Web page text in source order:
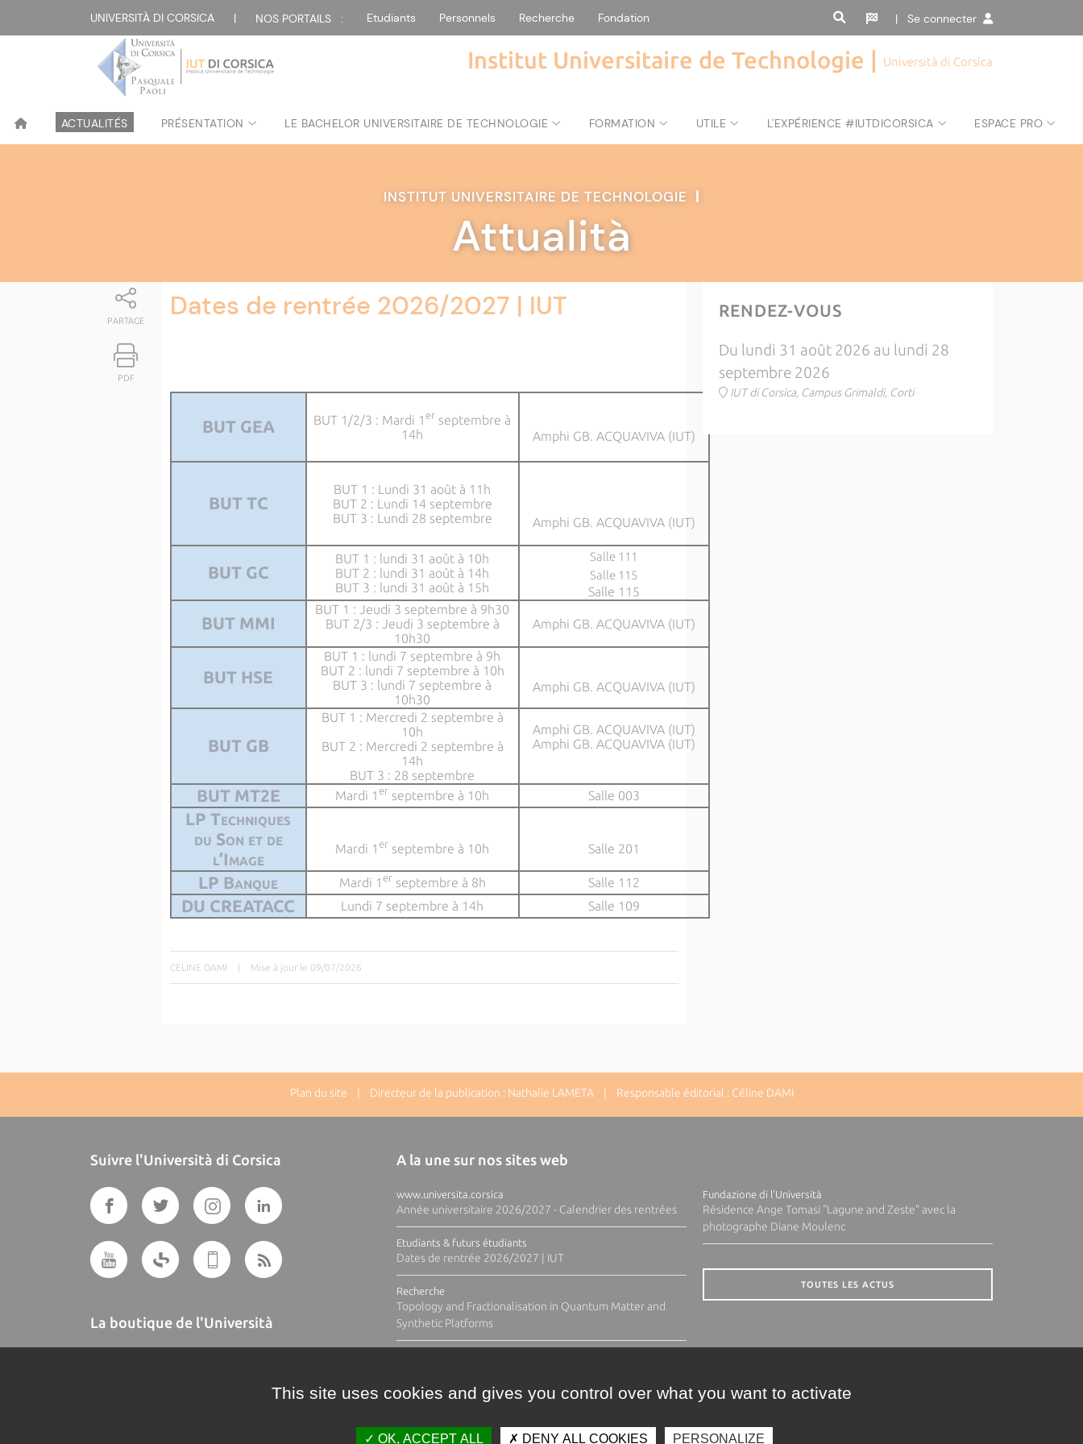
UNIVERSITÀ DI CORSICA | NOS PORTAILS : Etudiants Personnels Recherche Fondation | Se connecter
Institut Universitaire de Technologie | Università di Corsica
ACTUALITÉS PRÉSENTATION LE BACHELOR UNIVERSITAIRE DE TECHNOLOGIE FORMATION UTILE L'EXPÉRIENCE #IUTDICORSICA ESPACE PRO
INSTITUT UNIVERSITAIRE DE TECHNOLOGIE |
Attualità
PARTAGE
PDF
Dates de rentrée 2026/2027 | IUT
BUT GEA BUT 1/2/3 : Mardi 1 er septembre à
14h
Amphi GB. ACQUAVIVA (IUT)
BUT TC
BUT 1 : Lundi 31 août à 11h
BUT 2 : Lundi 14 septembre
BUT 3 : Lundi 28 septembre
Amphi GB. ACQUAVIVA (IUT)
BUT GC
BUT 1 : lundi 31 août à 10h
BUT 2 : lundi 31 août à 14h
BUT 3 : lundi 31 août à 15h
Salle 111
Salle 115
Salle 115
BUT MMI
BUT 1 : Jeudi 3 septembre à 9h30
BUT 2/3 : Jeudi 3 septembre à
10h30
Amphi GB. ACQUAVIVA (IUT)
BUT HSE
BUT 1 : lundi 7 septembre à 9h
BUT 2 : lundi 7 septembre à 10h
BUT 3 : lundi 7 septembre à
10h30
Amphi GB. ACQUAVIVA (IUT)
BUT GB
BUT 1 : Mercredi 2 septembre à
10h
BUT 2 : Mercredi 2 septembre à
14h
BUT 3 : 28 septembre
Amphi GB. ACQUAVIVA (IUT)
Amphi GB. ACQUAVIVA (IUT)
BUT MT2E Mardi 1 er septembre à 10h Salle 003
LP Techniques
du Son et de
l’Image
Mardi 1 er septembre à 10h Salle 201
LP Banque Mardi 1 er septembre à 8h Salle 112
DU CREATACC Lundi 7 septembre à 14h Salle 109
CELINE DAMI | Mise à jour le 09/07/2026
RENDEZ-VOUS
Du lundi 31 août 2026 au lundi 28
septembre 2026
IUT di Corsica, Campus Grimaldi, Corti
Plan du site | Directeur de la publication : Nathalie LAMETA | Responsable éditorial : Céline DAMI
Suivre l'Università di Corsica
La boutique de l'Università
A la une sur nos sites web
www.universita.corsica
Année universitaire 2026/2027 - Calendrier des rentrées
Etudiants & futurs étudiants
Dates de rentrée 2026/2027 | IUT
Recherche
Topology and Fractionalisation in Quantum Matter and
Synthetic Platforms
Fundazione di l'Università
Résidence Ange Tomasi "Lagune and Zeste" avec la
photographe Diane Moulenc
TOUTES LES ACTUS
This site uses cookies and gives you control over what you want to activate
OK, ACCEPT ALL DENY ALL COOKIES PERSONALIZE